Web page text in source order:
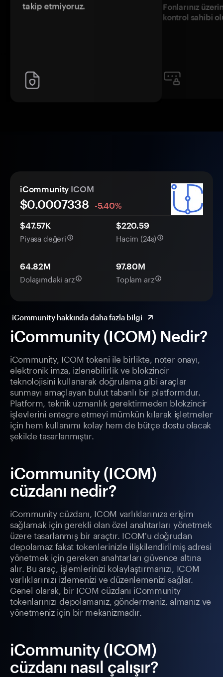
takip etmiyoruz.
Fonlarınız
kontrol sahibi
iCommunity (ICOM) Nedir?
iCommunity, ICOM tokeni ile birlikte, noter onayı,
elektronik imza, izlenebilirlik ve blokzincir
teknolojisini kullanarak doğrulama gibi araçlar
sunmayı amaçlayan bulut tabanlı bir platformdur.
Platform, teknik uzmanlık gerektirmeden blokzincir
işlevlerini entegre etmeyi mümkün kılarak işletmeler
için hem kullanımı kolay hem de bütçe dostu olacak
şekilde tasarlanmıştır.
iCommunity (ICOM)
cüzdanı nedir?
iCommunity cüzdanı, ICOM varlıklarınıza erişim
sağlamak için gerekli olan özel anahtarları yönetmek
üzere tasarlanmış bir araçtır. ICOM'u doğrudan
depolamaz fakat tokenlerinizle ilişkilendirilmiş adresi
yönetmek için gereken anahtarları güvence altına
alır. Bu araç, işlemlerinizi kolaylaştırmanızı, ICOM
varlıklarınızı izlemenizi ve düzenlemenizi sağlar.
Genel olarak, bir ICOM cüzdanı iCommunity
tokenlarınızı depolamanız, göndermeniz, almanız ve
yönetmeniz için bir mekanizmadır.
iCommunity (ICOM)
cüzdanı nasıl çalışır?
iCommunity ICOM
$0.0007338
-5.40%
$47.57K
Piyasa değeri
$220.59
Hacim (24s)
64.82M
Dolaşımdaki arz
97.80M
Toplam arz
iCommunity hakkında daha fazla bilgi